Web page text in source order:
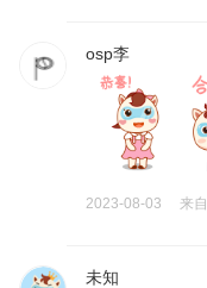
osp李
2023-08-03 来自
未知